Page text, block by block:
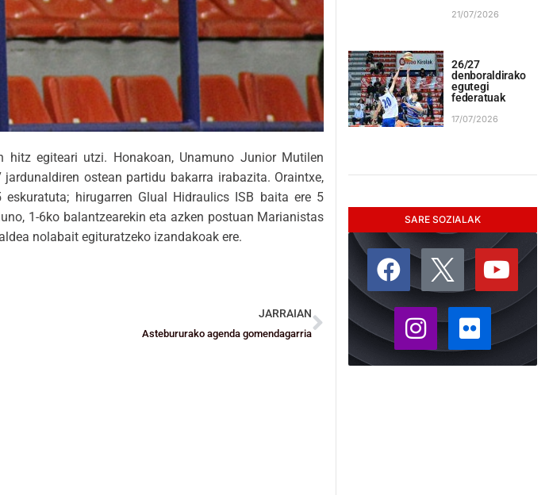
egiteari utzi. Honakoan, Unamuno Junior Mutilen
ostean partidu bakarra irabazita. Oraintxe,
hirugarren Glual Hidraulics ISB baita ere 5
1-6ko balantzearekin eta azken postuan Marianistas
nolabait egituratzeko izandakoak ere.
JARRAIAN
Astebururako agenda gomendagarria
21/07/2026
26/27
denboraldirako
egutegi
federatuak
17/07/2026
SARE SOZIALAK